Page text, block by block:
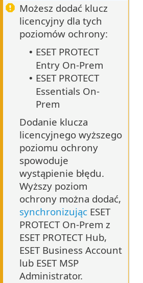
Możesz dodać klucz
licencyjny dla tych
poziomów ochrony:
• ESET PROTECT
Entry On-Prem
• ESET PROTECT
Essentials On-
Prem
Dodanie klucza
licencyjnego wyższego
poziomu ochrony
spowoduje
wystąpienie błędu.
Wyższy poziom
ochrony można dodać,
synchronizując ESET
PROTECT On-Prem z
ESET PROTECT Hub,
ESET Business Account
lub ESET MSP
Administrator.